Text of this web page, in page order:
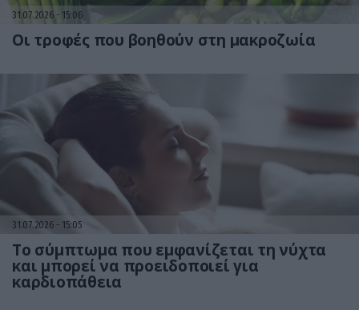
31.07.2026 15:06
Οι τροφές που βοηθούν στη μακροζωία
31.07.2026 15:05
Το σύμπτωμα που εμφανίζεται τη νύχτα
και μπορεί να προειδοποιεί για
καρδιοπάθεια